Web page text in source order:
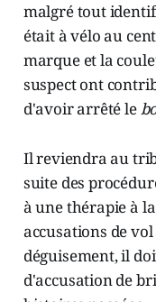
malgré tout
était à vélo au
marque et la
suspect ont
d'avoir arrêté le
Il reviendra au
suite des
à une thérapie à
accusations de
déguisement, il
d'accusation de